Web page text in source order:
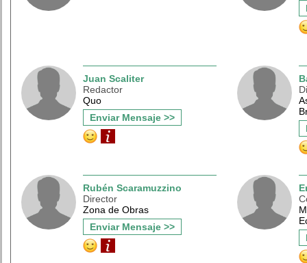
Juan Scaliter
Redactor
Quo
Enviar Mensaje >>
Rubén Scaramuzzino
Director
Zona de Obras
Enviar Mensaje >>